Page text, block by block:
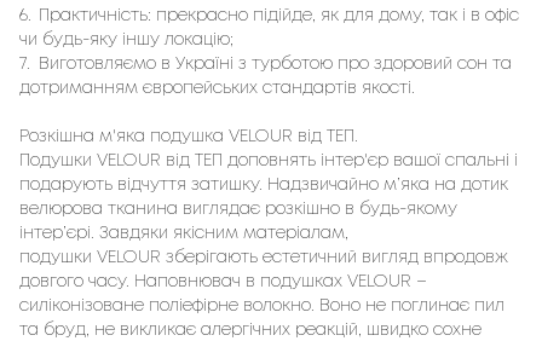
6.
Практичність: прекрасно підійде, як для дому, так і в офіс
чи будь-яку іншу локацію;
7.
Виготовляємо в Україні з турботою про здоровий сон та
дотриманням європейських стандартів якості.
Розкішна м'яка подушка VELOUR від ТЕП.
Подушки VELOUR від ТЕП доповнять інтер'єр вашої спальні і
подарують відчуття затишку. Надзвичайно м’яка на дотик
велюрова тканина виглядає розкішно в будь-якому
інтер’єрі. Завдяки якісним матеріалам,
подушки VELOUR зберігають естетичний вигляд впродовж
довгого часу. Наповнювач в подушках VELOUR –
силіконізоване поліефірне волокно. Воно не поглинає пил
та бруд, не викликає алергічних реакцій, швидко сохне